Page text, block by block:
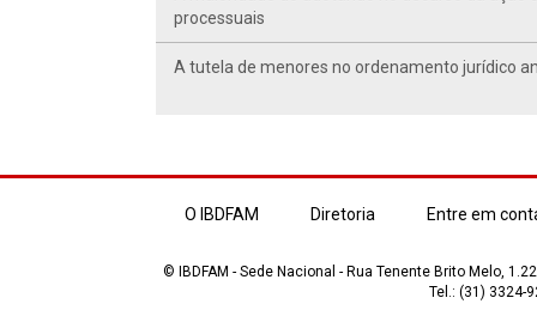
processuais
A tutela de menores no ordenamento jurídico
O IBDFAM Diretoria Entre em
© IBDFAM - Sede Nacional - Rua Tenente Brito Melo,
Tel.: (31) 3324-